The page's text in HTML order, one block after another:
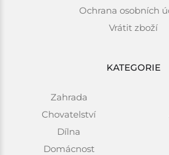
Ochrana osobních
Vrátit zboží
KATEGORIE
Zahrada
Chovatelství
Dílna
Domácnost